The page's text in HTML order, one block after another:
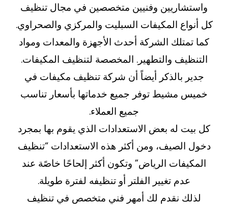
واستشاريين وفنيين متخصصين في مجال تنظيف
كل أنواع المكيفات السبليت والمركزي والصحراوي.
كما تمتلك الشركة أحدث الأجهزة والمعدات ومواد
التنظيف والتطهير. المخصصة لتنظيف المكيفات.
جدير بالذكر أيضاً أن شركة تنظيف مكيفات في
خميس مشيط توفر جميع خدماتها بأسعار تناسب
جميع العملاء.
كل بيت له بعض الاستعدادات الذي يقوم بها بمجرد
دخول الصيف، ومن أكثر هذه الاستعدادات “تنظيف
المكيفات الرياض” وتكون أكثر إلحاحًا خاصًة عند
عدم تغيير الفلتر أو تنظيفه لفترة طويلة.
لذلك نقدم لك أمهر فني متخصص في تنظيف